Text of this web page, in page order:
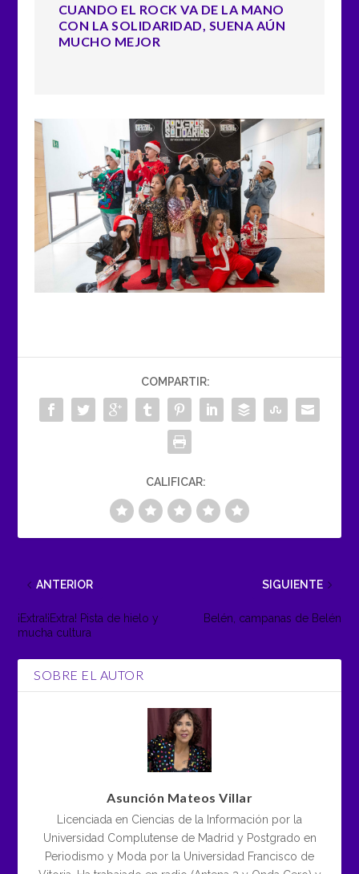
CUANDO EL ROCK VA DE LA MANO
CON LA SOLIDARIDAD, SUENA AÚN
MUCHO MEJOR
COMPARTIR:
CALIFICAR:
ANTERIOR
¡Extra!¡Extra! Pista de hielo y
mucha cultura
SIGUIENTE
Belén, campanas de Belén
SOBRE EL AUTOR
Asunción Mateos Villar
Licenciada en Ciencias de la Información por la
Universidad Complutense de Madrid y Postgrado en
Periodismo y Moda por la Universidad Francisco de